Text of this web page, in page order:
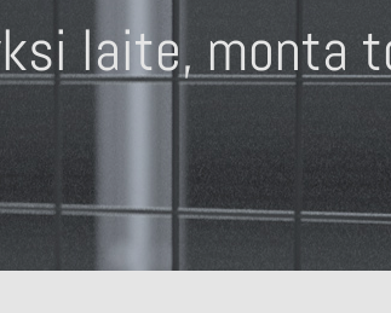
laite, monta